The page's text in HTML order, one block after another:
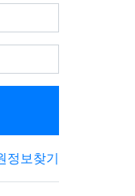
정보찾기